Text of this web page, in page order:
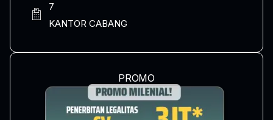
7
KANTOR CABANG
PROMO